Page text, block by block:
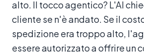
alto. Il tocco agentico? L'AI
cliente se n'è andato. Se il
spedizione era troppo alto,
essere autorizzato a offrire un